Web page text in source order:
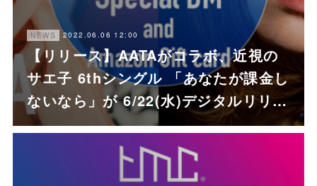
NEWS 2022.06.06 12:00
【リリース】AATAがコラボ、近視の
サエ子 6thシングル 「あなたが課金し
ないなら」が 6/22(水)デジタルリリ…